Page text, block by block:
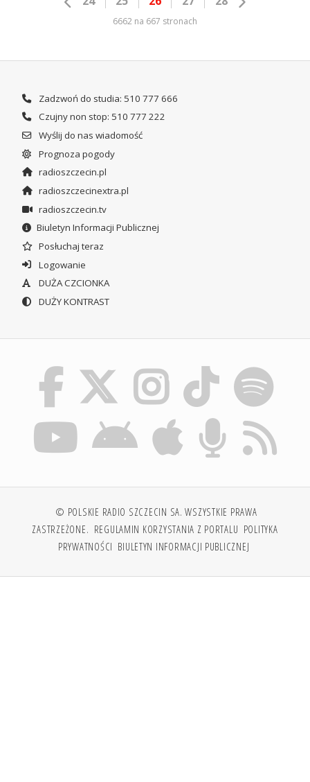
6662 na 667 stronach
Zadzwoń do studia: 510 777 666
Czujny non stop: 510 777 222
Wyślij do nas wiadomość
Prognoza pogody
radioszczecin.pl
radioszczecinextra.pl
radioszczecin.tv
Biuletyn Informacji Publicznej
Posłuchaj teraz
Logowanie
DUŻA CZCIONKA
DUŻY KONTRAST
© POLSKIE RADIO SZCZECIN SA. WSZYSTKIE PRAWA
ZASTRZEŻONE. REGULAMIN KORZYSTANIA Z PORTALU POLITYKA
PRYWATNOŚCI BIULETYN INFORMACJI PUBLICZNEJ